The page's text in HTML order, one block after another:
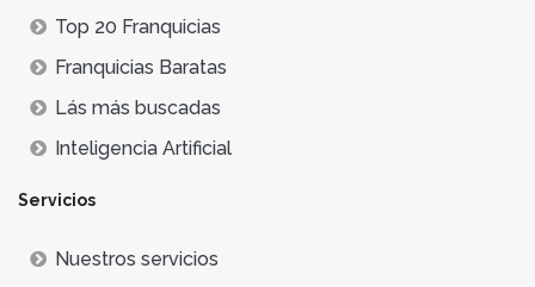
Top 20 Franquicias
Franquicias Baratas
Lás más buscadas
Inteligencia Artificial
Servicios
Nuestros servicios